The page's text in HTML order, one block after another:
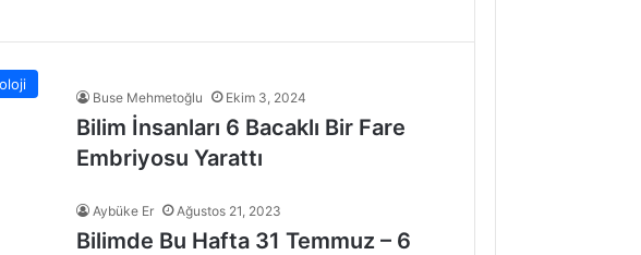
Buse Mehmetoğlu Ekim 3, 2024
Bilim İnsanları 6 Bacaklı Bir Fare
Embriyosu Yarattı
Aybüke Er Ağustos 21, 2023
Bilimde Bu Hafta 31 Temmuz – 6